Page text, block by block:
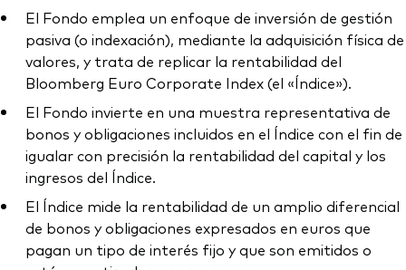
El Fondo emplea un enfoque de inversión de gestión
pasiva (o indexación), mediante la adquisición física de
valores, y trata de replicar la rentabilidad del
Bloomberg Euro Corporate Index (el «Índice»).
El Fondo invierte en una muestra representativa de
bonos y obligaciones incluidos en el Índice con el fin de
igualar con precisión la rentabilidad del capital y los
ingresos del Índice.
El Índice mide la rentabilidad de un amplio diferencial
de bonos y obligaciones expresados en euros que
pagan un tipo de interés fijo y que son emitidos o